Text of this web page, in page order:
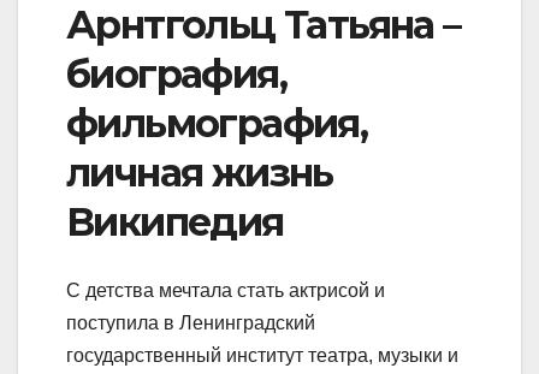
Арнтгольц Татьяна –
биография,
фильмография,
личная жизнь
Википедия
С детства мечтала стать актрисой и
поступила в Ленинградский
государственный институт театра, музыки и